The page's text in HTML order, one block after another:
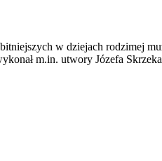
w dziejach rodzimej
m.in. utwory Józefa